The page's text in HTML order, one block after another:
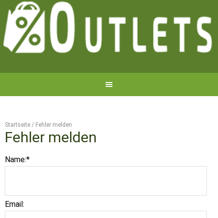
Startseite / Fehler melden
Fehler melden
Name:*
Email: